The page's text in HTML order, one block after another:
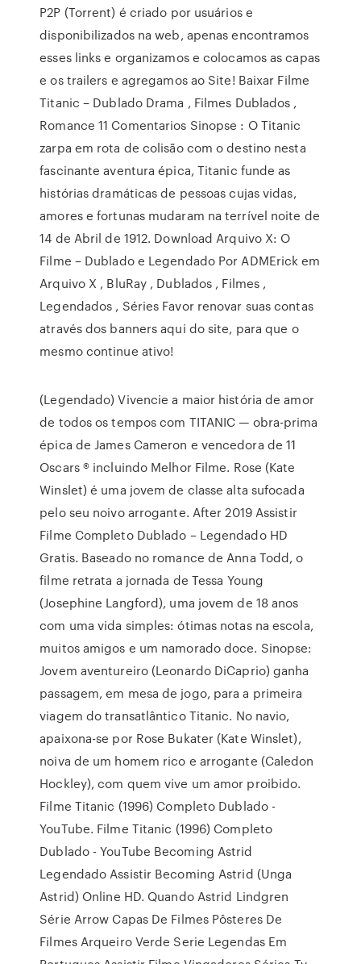
P2P (Torrent) é criado por usuários e
disponibilizados na web, apenas encontramos
esses links e organizamos e colocamos as capas
e os trailers e agregamos ao Site! Baixar Filme
Titanic – Dublado Drama , Filmes Dublados ,
Romance 11 Comentarios Sinopse : O Titanic
zarpa em rota de colisão com o destino nesta
fascinante aventura épica, Titanic funde as
histórias dramáticas de pessoas cujas vidas,
amores e fortunas mudaram na terrível noite de
14 de Abril de 1912. Download Arquivo X: O
Filme – Dublado e Legendado Por ADMErick em
Arquivo X , BluRay , Dublados , Filmes ,
Legendados , Séries Favor renovar suas contas
através dos banners aqui do site, para que o
mesmo continue ativo!
(Legendado) Vivencie a maior história de amor
de todos os tempos com TITANIC — obra-prima
épica de James Cameron e vencedora de 11
Oscars ® incluindo Melhor Filme. Rose (Kate
Winslet) é uma jovem de classe alta sufocada
pelo seu noivo arrogante. After 2019 Assistir
Filme Completo Dublado – Legendado HD
Gratis. Baseado no romance de Anna Todd, o
filme retrata a jornada de Tessa Young
(Josephine Langford), uma jovem de 18 anos
com uma vida simples: ótimas notas na escola,
muitos amigos e um namorado doce. Sinopse:
Jovem aventureiro (Leonardo DiCaprio) ganha
passagem, em mesa de jogo, para a primeira
viagem do transatlântico Titanic. No navio,
apaixona-se por Rose Bukater (Kate Winslet),
noiva de um homem rico e arrogante (Caledon
Hockley), com quem vive um amor proibido.
Filme Titanic (1996) Completo Dublado -
YouTube. Filme Titanic (1996) Completo
Dublado - YouTube Becoming Astrid
Legendado Assistir Becoming Astrid (Unga
Astrid) Online HD. Quando Astrid Lindgren
Série Arrow Capas De Filmes Pôsteres De
Filmes Arqueiro Verde Serie Legendas Em